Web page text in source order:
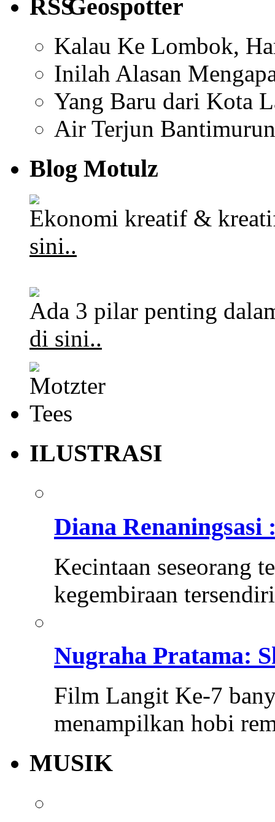
Geospotter
Kalau Ke Lombok,
Inilah Alasan
Yang Baru dari Kota
Air Terjun
Blog Motulz
Ekonomi kreatif &
sini..
Ada 3 pilar penting
di sini..
ILUSTRASI
Diana
Kecintaan seseorang
kegembiraan
Nugraha Pratama:
Film Langit Ke-7
menampilkan hobi
MUSIK